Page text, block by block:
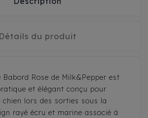
Détails du produit
Babord Rose de Milk&Pepper est
et élégant conçu pour
lors des sorties sous la
rayé écru et marine associé à